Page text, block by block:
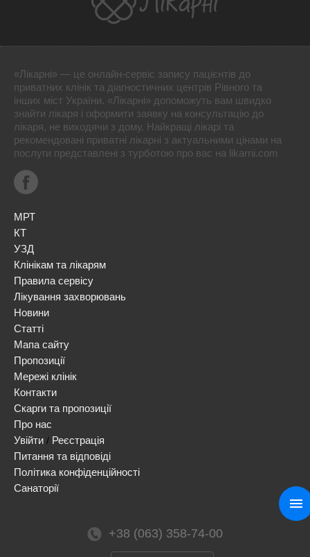
«Лікарні» — це онлайн-сервіс запису пацієнтів до
приватних клінік та діагностичних центрів Рівного та
інших міст України. «Лікарні» допоможуть вам швидко
знайти лікаря і оформити заявку на консультацію до
лікаря, не виходячи з дому. Найкращі лікарі та
рекомендовані приватні лікарні з актуальними цінами на
послуги представлені з турботою про вас на likarni.com
МРТ
КТ
УЗД
Клінікам та лікарям
Правила сервісу
Лікування захворювань
Новини
Статті
Мапа сайту
Пропозиції
Мережі клінік
Контакти
Скарги та пропозиції
Про нас
Увійти / Реєстрація
Питання та відповіді
Політика конфіденційності
Санаторії
+38 (063) 358-74-00